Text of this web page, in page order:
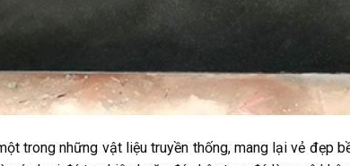
trong những vật liệu truyền thống, mang lại vẻ đẹp